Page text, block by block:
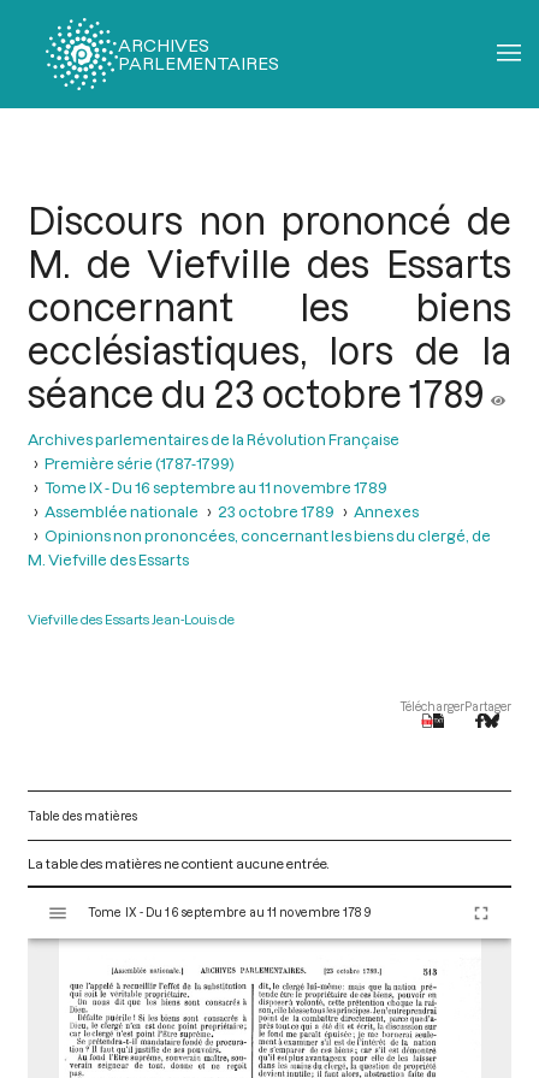
ARCHIVES
PARLEMENTAIRES
Discours non prononcé de
M. de Viefville des Essarts
concernant les biens
ecclésiastiques, lors de la
séance du 23 octobre 1789
Archives parlementaires de la Révolution Française
Première série (1787-1799)
Tome IX - Du 16 septembre au 11 novembre 1789
Assemblée nationale
23 octobre 1789
Annexes
Opinions non prononcées, concernant les biens du clergé, de
M. Viefville des Essarts
Viefville des Essarts Jean-Louis de
TéléchargerPartager
Table des matières
La table des matières ne contient aucune entrée.
s
Tome IX - Du 16 septembre au 11 novembre 1789